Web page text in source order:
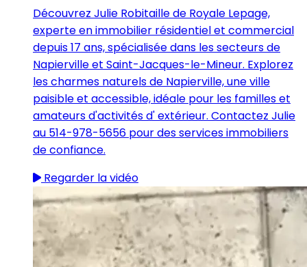
Découvrez Julie Robitaille de Royale Lepage,
experte en immobilier résidentiel et commercial
depuis 17 ans, spécialisée dans les secteurs de
Napierville et Saint-Jacques-le-Mineur. Explorez
les charmes naturels de Napierville, une ville
paisible et accessible, idéale pour les familles et
amateurs d'activités d' extérieur. Contactez Julie
au 514-978-5656 pour des services immobiliers
de confiance.
Regarder la vidéo